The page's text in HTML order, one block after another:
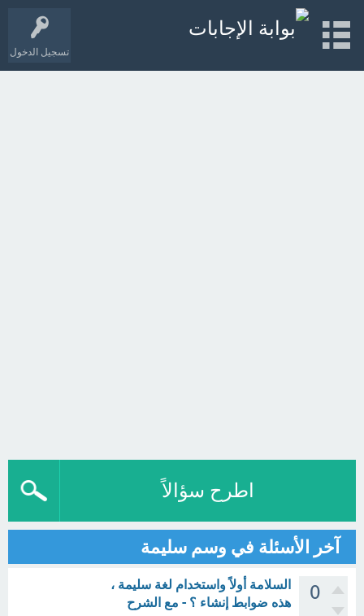
تسجيل الدخول
اطرح سؤالاً
آخر الأسئلة في وسم سليمة
0
السلامة أولاً واستخدام لغة سليمة ،
هذه ضوابط إنشاء ؟ - مع الشرح